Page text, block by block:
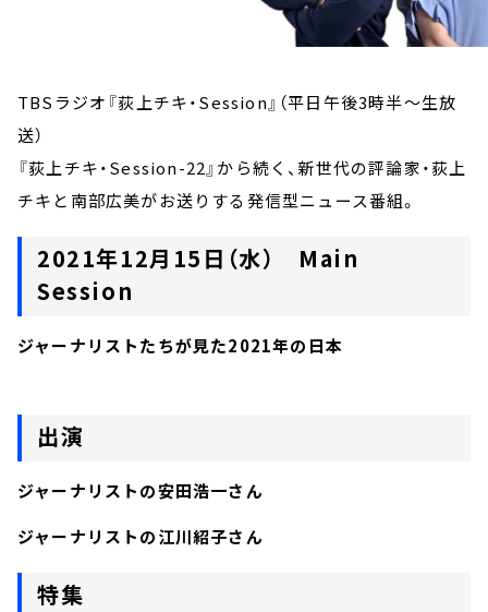
TBSラジオ『荻上チキ・Session』（平日午後3時半～生放
送）
『荻上チキ・Session-22』から続く、新世代の評論家・荻上
チキと南部広美がお送りする発信型ニュース番組。
2021年12月15日（水） Main
Session
ジャーナリストたちが見た2021年の日本
出演
ジャーナリストの安田浩一さん
ジャーナリストの江川紹子さん
特集